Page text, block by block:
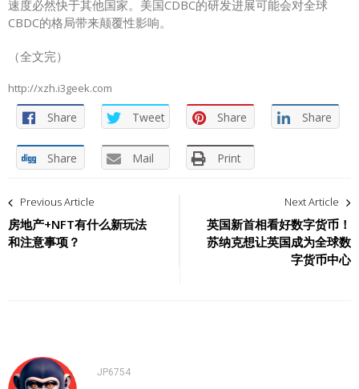
速度必然快于其他国家。美国CDBC的研发进展可能会对全球
CBDC的格局带来颠覆性影响。
（全文完）
http://xzh.i3geek.com
Share Tweet Share Share
Share Mail Print
文
章
导
Previous Article
房地产+NFT有什么新玩法
和注意事项？
Next Article
英国新首相看好数字货币！
苏纳克想让英国成为全球数
字货币中心
JP6754